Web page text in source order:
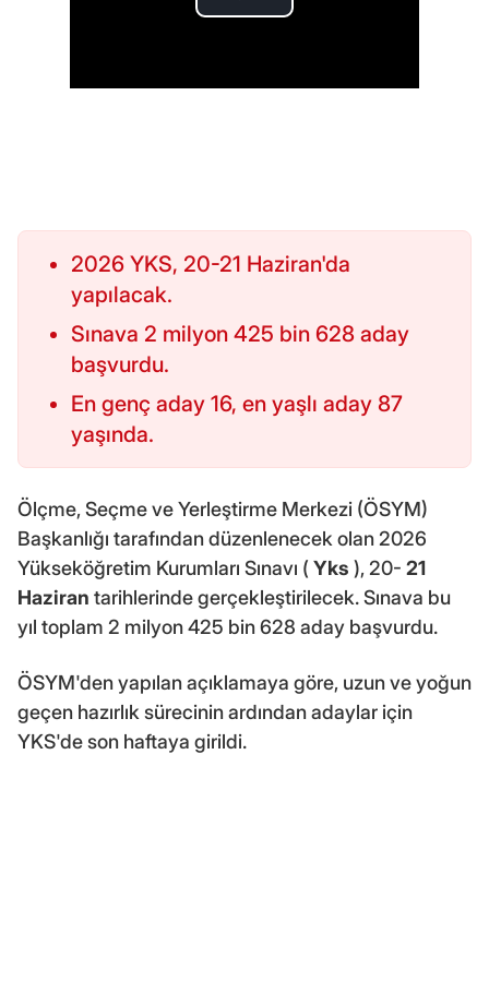
2026 YKS, 20-21 Haziran'da
yapılacak.
Sınava 2 milyon 425 bin 628 aday
başvurdu.
En genç aday 16, en yaşlı aday 87
yaşında.
Ölçme, Seçme ve Yerleştirme Merkezi (ÖSYM)
Başkanlığı tarafından düzenlenecek olan 2026
Yükseköğretim Kurumları Sınavı ( Yks ), 20- 21
Haziran tarihlerinde gerçekleştirilecek. Sınava bu
yıl toplam 2 milyon 425 bin 628 aday başvurdu.
ÖSYM'den yapılan açıklamaya göre, uzun ve yoğun
geçen hazırlık sürecinin ardından adaylar için
YKS'de son haftaya girildi.